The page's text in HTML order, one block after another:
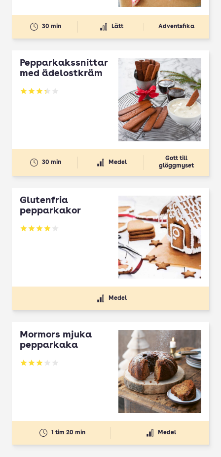
30 min Lätt Adventsfika
Pepparkakssnittar
med ädelostkräm
Betyg: 3.32 av 5
30 min Medel
Gott till
glöggmyset
Glutenfria
pepparkakor
Betyg: 3.95 av 5
Medel
Mormors mjuka
pepparkaka
Betyg: 3.04 av 5
1 tim 20 min Medel